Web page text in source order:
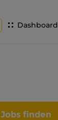
Dashboard
Jobs finden